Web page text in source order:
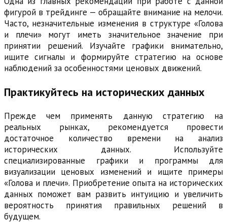
фигурой в трейдинге — обращайте внимание на мелочи.
Часто, незначительные изменения в структуре «Голова
и плечи» могут иметь значительное значение при
принятии решений. Изучайте графики внимательно,
ищите сигналы и формируйте стратегию на основе
наблюдений за особенностями ценовых движений.
Практикуйтесь на исторических данных
Прежде чем применять данную стратегию на
реальных рынках, рекомендуется провести
достаточное количество времени на анализ
исторических данных. Используйте
специализированные графики и программы для
визуализации ценовых изменений и ищите примеры
«Голова и плечи». Приобретение опыта на исторических
данных поможет вам развить интуицию и увеличить
вероятность принятия правильных решений в
будущем.